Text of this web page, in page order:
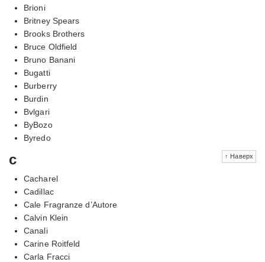
Brioni
Britney Spears
Brooks Brothers
Bruce Oldfield
Bruno Banani
Bugatti
Burberry
Burdin
Bvlgari
ByBozo
Byredo
↑ Наверх
c
Cacharel
Cadillac
Cale Fragranze d’Autore
Calvin Klein
Canali
Carine Roitfeld
Carla Fracci